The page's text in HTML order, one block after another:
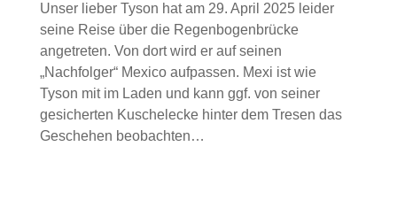
Unser lieber Tyson hat am 29. April 2025 leider
seine Reise über die Regenbogenbrücke
angetreten. Von dort wird er auf seinen
„Nachfolger“ Mexico aufpassen. Mexi ist wie
Tyson mit im Laden und kann ggf. von seiner
gesicherten Kuschelecke hinter dem Tresen das
Geschehen beobachten…